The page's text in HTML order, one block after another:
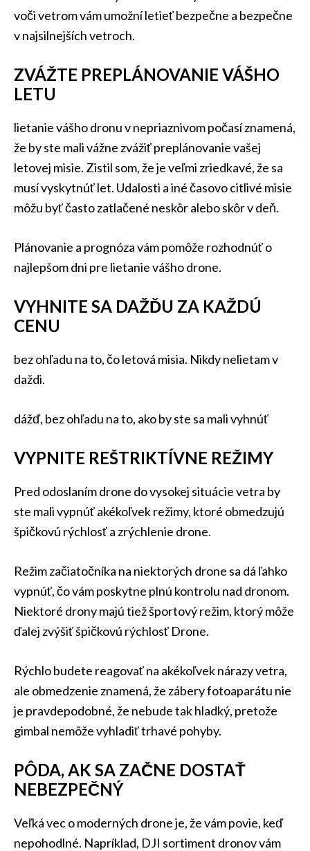
voči vetrom vám umožní letieť bezpečne a bezpečne
v najsilnejších vetroch.
ZVÁŽTE PREPLÁNOVANIE VÁŠHO
LETU
lietanie vášho dronu v nepriaznivom počasí znamená,
že by ste mali vážne zvážiť preplánovanie vašej
letovej misie. Zistil som, že je veľmi zriedkavé, že sa
musí vyskytnúť let. Udalosti a iné časovo citlivé misie
môžu byť často zatlačené neskôr alebo skôr v deň.
Plánovanie a prognóza vám pomôže rozhodnúť o
najlepšom dni pre lietanie vášho drone.
VYHNITE SA DAŽĎU ZA KAŽDÚ
CENU
bez ohľadu na to, čo letová misia. Nikdy nelietam v
daždi.
dážď, bez ohľadu na to, ako by ste sa mali vyhnúť
VYPNITE REŠTRIKTÍVNE REŽIMY
Pred odoslaním drone do vysokej situácie vetra by
ste mali vypnúť akékoľvek režimy, ktoré obmedzujú
špičkovú rýchlosť a zrýchlenie drone.
Režim začiatočníka na niektorých drone sa dá ľahko
vypnúť, čo vám poskytne plnú kontrolu nad dronom.
Niektoré drony majú tiež športový režim, ktorý môže
ďalej zvýšiť špičkovú rýchlosť Drone.
Rýchlo budete reagovať na akékoľvek nárazy vetra,
ale obmedzenie znamená, že zábery fotoaparátu nie
je pravdepodobné, že nebude tak hladký, pretože
gimbal nemôže vyhladiť trhavé pohyby.
PÔDA, AK SA ZAČNE DOSTAŤ
NEBEZPEČNÝ
Veľká vec o moderných drone je, že vám povie, keď
nepohodlné. Napríklad, DJI sortiment dronov vám